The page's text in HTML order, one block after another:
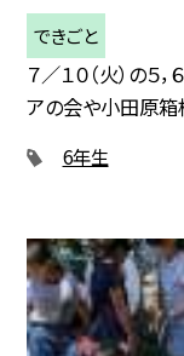
できごと
７／１０（火）の
アの会や小田原箱
6年生